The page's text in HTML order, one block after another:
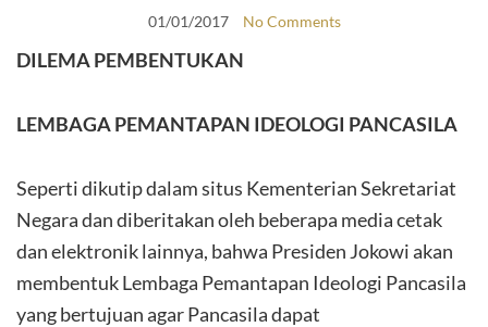
01/01/2017 No Comments
DILEMA PEMBENTUKAN
LEMBAGA PEMANTAPAN IDEOLOGI PANCASILA
Seperti dikutip dalam situs Kementerian Sekretariat
Negara dan diberitakan oleh beberapa media cetak
dan elektronik lainnya, bahwa Presiden Jokowi akan
membentuk Lembaga Pemantapan Ideologi Pancasila
yang bertujuan agar Pancasila dapat